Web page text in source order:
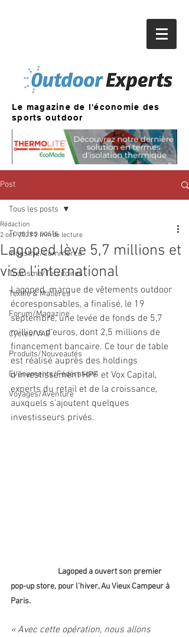
Le magazine de l'économie des
sports outdoor
Post
Tous les posts
Industrie/Commerce
Tourisme/Territoires
Textile & Matières
Forum/Magazine
Cycles/VAE
Produits/Nouveautés
Evénements/Fédérations
Voyages/Aventure
Tous les posts
Lagoped lève 5,7 millions et
vise l’international
Rédaction
2 oct. 2023 2 min de lecture
Lagoped, marque de vêtements outdoor
écoresponsables, a finalisé, le 19
septembre, une levée de fonds de 5,7
millions d’euros, dont 2,5 millions de
financement bancaire. Ce tour de table
est réalisé auprès des holdings
d’investissement HPF et Vox Capital,
experts du retail et de la croissance,
auxquels s’ajoutent quelques
investisseurs privés.
Lagoped a ouvert son premier
pop-up store, pour l’hiver, Au Vieux Campeur à
Paris.
« Avec cette opération, nous allons